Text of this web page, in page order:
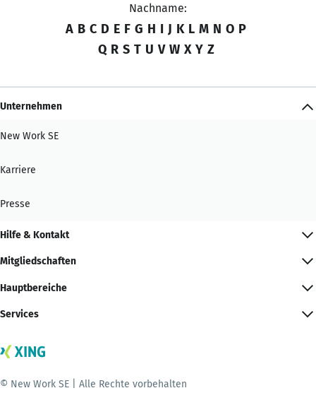
Nachname:
A B C D E F G H I J K L M N O P
Q R S T U V W X Y Z
Unternehmen
New Work SE
Karriere
Presse
Hilfe & Kontakt
Mitgliedschaften
Hauptbereiche
Services
© New Work SE | Alle Rechte vorbehalten